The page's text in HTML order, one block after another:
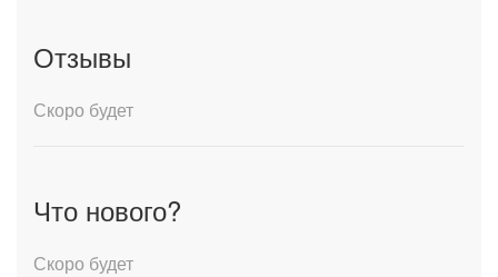
Отзывы
Скоро будет
Что нового?
Скоро будет